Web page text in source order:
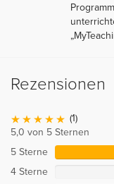
Rezensionen
(1)
5,0 von 5 Sternen
5 Sterne
4 Sterne